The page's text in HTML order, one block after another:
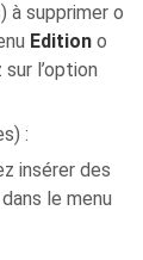
à supprimer o
Edition o
l’option
:
insérer des
le menu